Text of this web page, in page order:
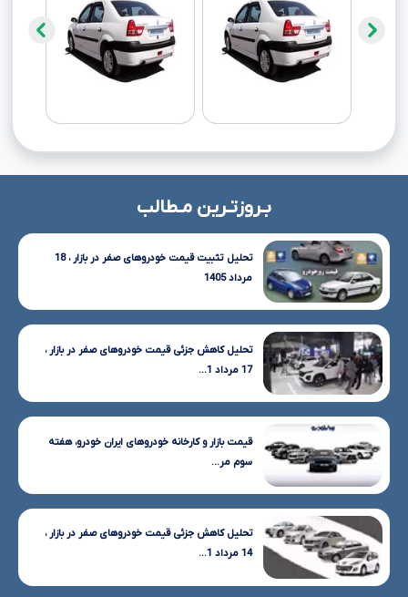
بـروزتـرین مـطالب
تحلیل تثبیت قیمت خودروهای صفر در بازار ، 18
مرداد 1405
تحلیل کاهش جزئی قیمت خودروهای صفر در بازار ،
17 مرداد 1...
قیمت بازار و کارخانه خودروهای ایران خودرو، هفته
سوم مر...
تحلیل کاهش جزئی قیمت خودروهای صفر در بازار ،
14 مرداد 1...